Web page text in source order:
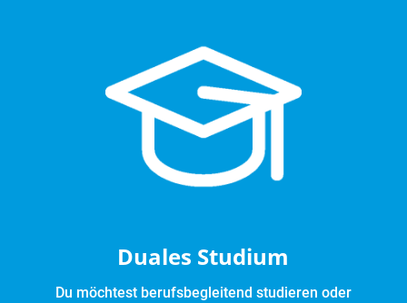
Duales Studium
Du möchtest berufsbegleitend studieren oder